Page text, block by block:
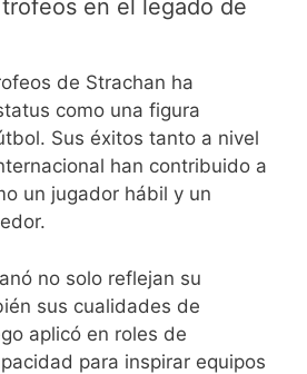
en el legado de
de Strachan ha
como una figura
Sus éxitos tanto a nivel
han contribuido a
un jugador hábil y un
no solo reflejan su
sus cualidades de
aplicó en roles de
para inspirar equipos